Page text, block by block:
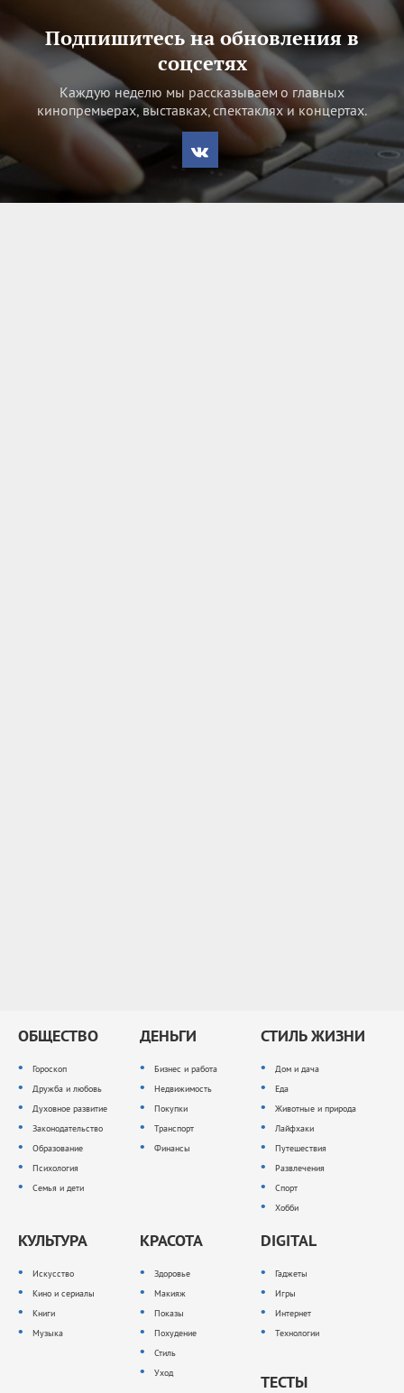
Подпишитесь на обновления в
соцсетях
Каждую неделю мы рассказываем о главных
кинопремьерах, выставках, спектаклях и концертах.
ОБЩЕСТВО
Гороскоп
Дружба и любовь
Духовное развитие
Законодательство
Образование
Психология
Семья и дети
ДЕНЬГИ
Бизнес и работа
Недвижимость
Покупки
Транспорт
Финансы
СТИЛЬ ЖИЗНИ
Дом и дача
Еда
Животные и природа
Лайфхаки
Путешествия
Развлечения
Спорт
Хобби
КУЛЬТУРА
Искусство
Кино и сериалы
Книги
Музыка
КРАСОТА
Здоровье
Макияж
Показы
Похудение
Стиль
Уход
DIGITAL
Гаджеты
Игры
Интернет
Технологии
ТЕСТЫ